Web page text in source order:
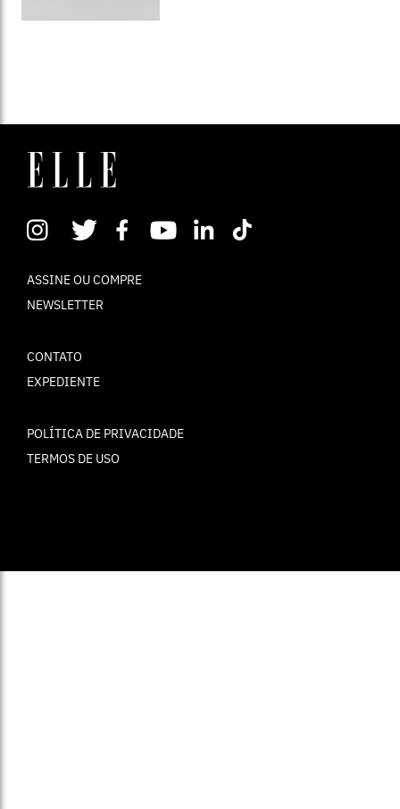
ASSINE OU COMPRE
NEWSLETTER
CONTATO
EXPEDIENTE
POLÍTICA DE PRIVACIDADE
TERMOS DE USO